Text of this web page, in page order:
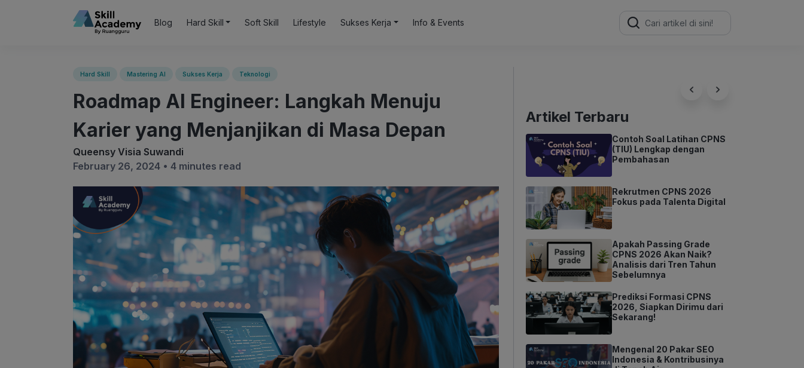
Blog Hard Skill Soft Skill Lifestyle Sukses Kerja Info & Events
Search
for:
Hard Skill Mastering AI Sukses Kerja Teknologi
Roadmap AI Engineer: Langkah Menuju
Karier yang Menjanjikan di Masa Depan
Queensy Visia Suwandi
February 26, 2024 • 4 minutes read
Artikel Terbaru
Contoh Soal Latihan CPNS
(TIU) Lengkap dengan
Pembahasan
Rekrutmen CPNS 2026
Fokus pada Talenta Digital
Apakah Passing Grade
CPNS 2026 Akan Naik?
Analisis dari Tren Tahun
Sebelumnya
Prediksi Formasi CPNS
2026, Siapkan Dirimu dari
Sekarang!
Mengenal 20 Pakar SEO
Indonesia & Kontribusinya